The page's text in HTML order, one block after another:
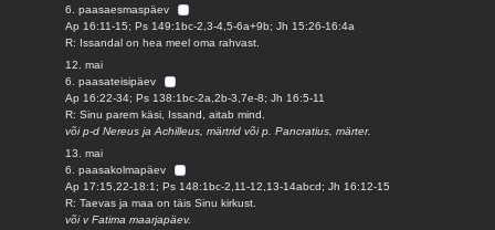
6. paasaesmaspäev
Ap 16:11-15; Ps 149:1bc-2,3-4,5-6a+9b; Jh 15:26-16:4a
R: Issandal on hea meel oma rahvast.
12. mai
6. paasateisipäev
Ap 16:22-34; Ps 138:1bc-2a,2b-3,7e-8; Jh 16:5-11
R: Sinu parem käsi, Issand, aitab mind.
või p-d Nereus ja Achilleus, märtrid või p. Pancratius, märter.
13. mai
6. paasakolmapäev
Ap 17:15,22-18:1; Ps 148:1bc-2,11-12,13-14abcd; Jh 16:12-15
R: Taevas ja maa on täis Sinu kirkust.
või v Fatima maarjapäev.